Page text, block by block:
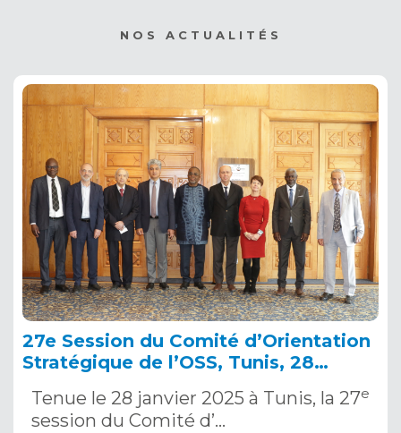
NOS ACTUALITÉS
27e Session du Comité d’Orientation
Stratégique de l’OSS, Tunis, 28
Tenue le 28 janvier 2025 à Tunis, la 27e
session du Comité d’…